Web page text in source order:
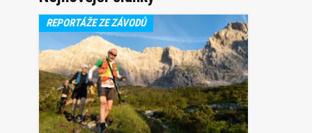
REPORTÁŽE ZE ZÁVODŮ